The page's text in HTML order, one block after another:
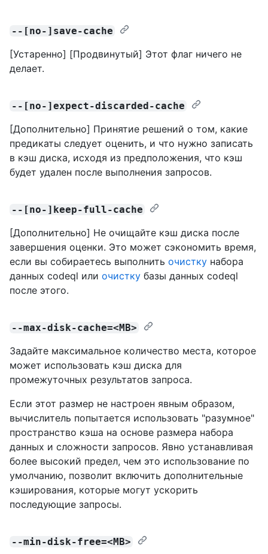
--[no-]save-cache
[Устаренно] [Продвинутый] Этот флаг ничего не
делает.
--[no-]expect-discarded-cache
[Дополнительно] Принятие решений о том, какие
предикаты следует оценить, и что нужно записать
в кэш диска, исходя из предположения, что кэш
будет удален после выполнения запросов.
--[no-]keep-full-cache
[Дополнительно] Не очищайте кэш диска после
завершения оценки. Это может сэкономить время,
если вы собираетесь выполнить очистку набора
данных codeql или очистку базы данных codeql
после этого.
--max-disk-cache=<MB>
Задайте максимальное количество места, которое
может использовать кэш диска для
промежуточных результатов запроса.
Если этот размер не настроен явным образом,
вычислитель попытается использовать "разумное"
пространство кэша на основе размера набора
данных и сложности запросов. Явно устанавливая
более высокий предел, чем это использование по
умолчанию, позволит включить дополнительные
кэширования, которые могут ускорить
последующие запросы.
--min-disk-free=<MB>